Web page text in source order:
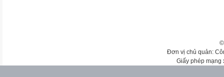
Đơn vị chủ quản:
Giấy phép mạng